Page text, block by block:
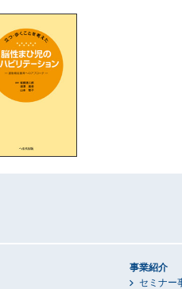
事業紹介
セミナー